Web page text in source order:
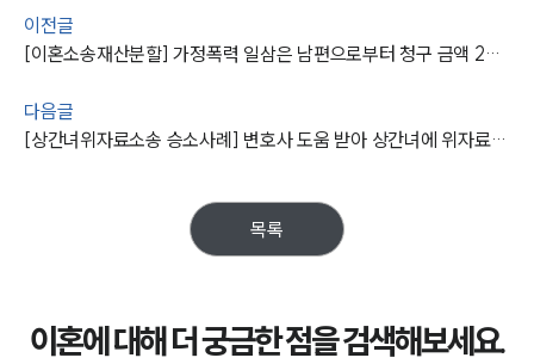
이전글
[이혼소송재산분할] 가정폭력 일삼은 남편으로부터 청구 금액 2배 받아내
다음글
[상간녀위자료소송 승소사례] 변호사 도움 받아 상간녀에 위자료 받아내
목록
이혼에 대해 더 궁금한 점을 검색해보세요.